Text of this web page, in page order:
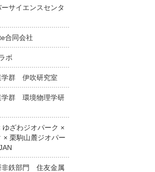
サイエンスセンタ
合同会社
ボ
学群 伊吹研究室
学群 環境物理学研
ざわジオパーク ×
× 栗駒山麓ジオパー
非鉄部門 住友金属